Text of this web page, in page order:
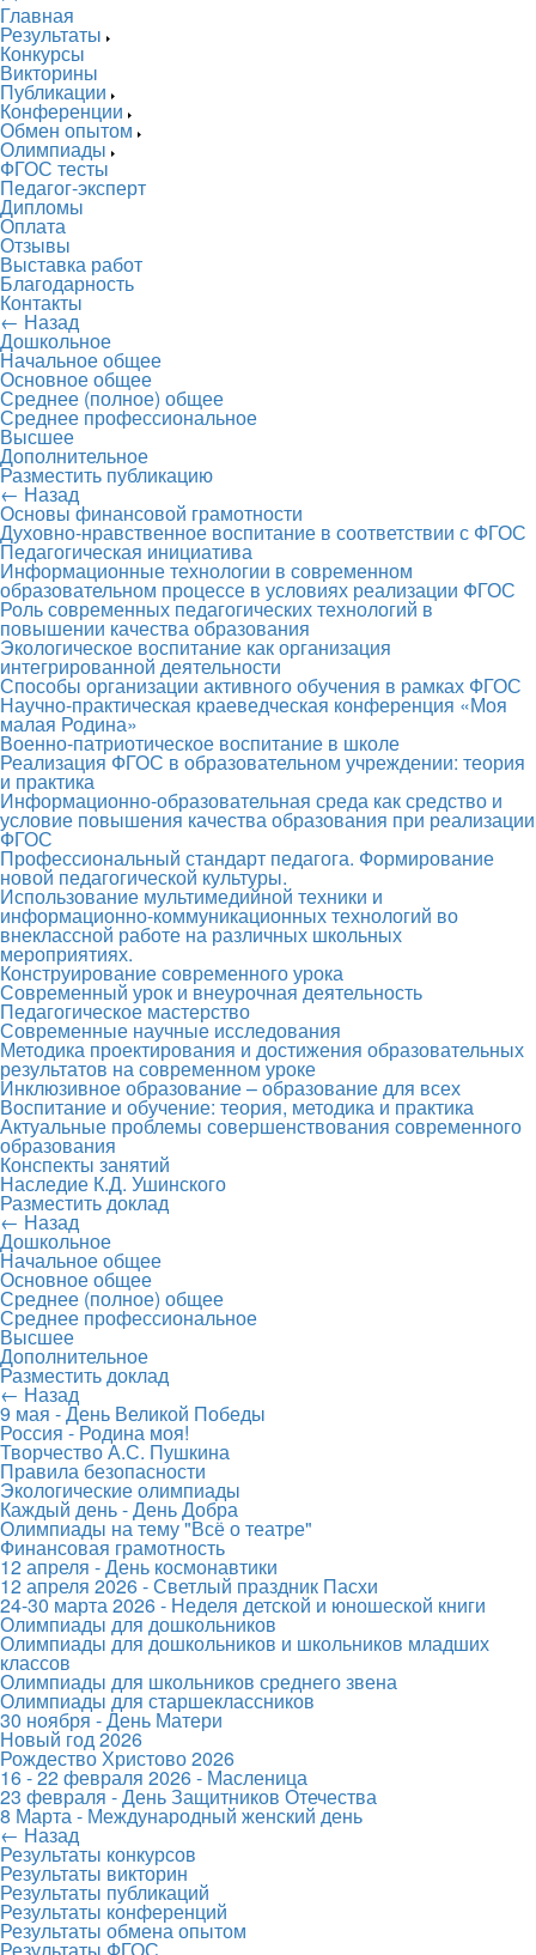
Главная
Результаты
Конкурсы
Викторины
Публикации
Конференции
Обмен опытом
Олимпиады
ФГОС тесты
Педагог-эксперт
Дипломы
Оплата
Отзывы
Выставка работ
Благодарность
Контакты
← Назад
Дошкольное
Начальное общее
Основное общее
Среднее (полное) общее
Среднее профессиональное
Высшее
Дополнительное
Разместить публикацию
← Назад
Основы финансовой грамотности
Духовно-нравственное воспитание в соответствии с ФГОС
Педагогическая инициатива
Информационные технологии в современном
образовательном процессе в условиях реализации ФГОС
Роль современных педагогических технологий в
повышении качества образования
Экологическое воспитание как организация
интегрированной деятельности
Способы организации активного обучения в рамках ФГОС
Научно-практическая краеведческая конференция «Моя
малая Родина»
Военно-патриотическое воспитание в школе
Реализация ФГОС в образовательном учреждении: теория
и практика
Информационно-образовательная среда как средство и
условие повышения качества образования при реализации
ФГОС
Профессиональный стандарт педагога. Формирование
новой педагогической культуры.
Использование мультимедийной техники и
информационно-коммуникационных технологий во
внеклассной работе на различных школьных
мероприятиях.
Конструирование современного урока
Современный урок и внеурочная деятельность
Педагогическое мастерство
Современные научные исследования
Методика проектирования и достижения образовательных
результатов на современном уроке
Инклюзивное образование – образование для всех
Воспитание и обучение: теория, методика и практика
Актуальные проблемы совершенствования современного
образования
Конспекты занятий
Наследие К.Д. Ушинского
Разместить доклад
← Назад
Дошкольное
Начальное общее
Основное общее
Среднее (полное) общее
Среднее профессиональное
Высшее
Дополнительное
Разместить доклад
← Назад
9 мая - День Великой Победы
Россия - Родина моя!
Творчество А.С. Пушкина
Правила безопасности
Экологические олимпиады
Каждый день - День Добра
Олимпиады на тему "Всё о театре"
Финансовая грамотность
12 апреля - День космонавтики
12 апреля 2026 - Светлый праздник Пасхи
24-30 марта 2026 - Неделя детской и юношеской книги
Олимпиады для дошкольников
Олимпиады для дошкольников и школьников младших
классов
Олимпиады для школьников среднего звена
Олимпиады для старшеклассников
30 ноября - День Матери
Новый год 2026
Рождество Христово 2026
16 - 22 февраля 2026 - Масленица
23 февраля - День Защитников Отечества
8 Марта - Международный женский день
← Назад
Результаты конкурсов
Результаты викторин
Результаты публикаций
Результаты конференций
Результаты обмена опытом